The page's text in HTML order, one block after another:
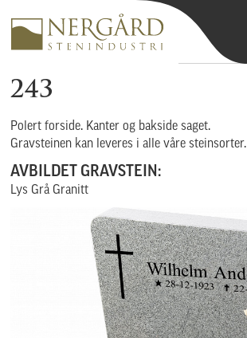
243
Polert forside. Kanter og bakside saget.
Gravsteinen kan leveres i alle våre steinsorter.
AVBILDET GRAVSTEIN:
Lys Grå Granitt